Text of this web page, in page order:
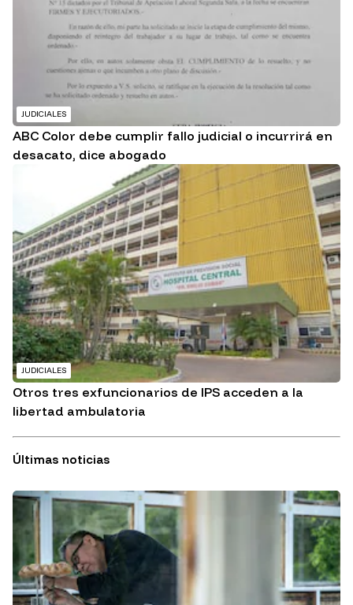
JUDICIALES
ABC Color debe cumplir fallo judicial o incurrirá en
desacato, dice abogado
JUDICIALES
Otros tres exfuncionarios de IPS acceden a la
libertad ambulatoria
Últimas noticias